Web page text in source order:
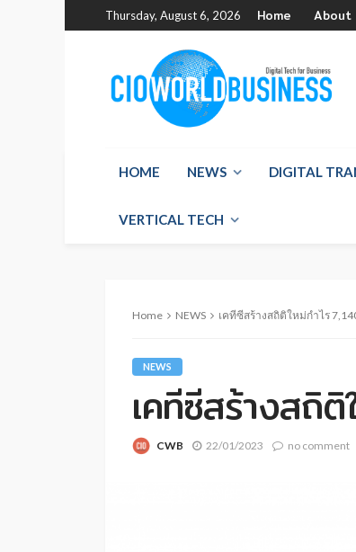
Thursday, August 6, 2026 Home About
HOME NEWS DIGITAL
VERTICAL TECH
Home NEWS เคทีซีสร้างสถิติใหม่กำไร
NEWS
เคทีซีสร้างสถิ
CWB 22/01/2023 no comment